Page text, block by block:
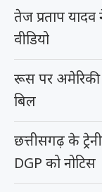
तेज प्रताप
वीडियो
रूस पर अमेरिकी
बिल
छत्तीसगढ़ के
DGP को नोटिस